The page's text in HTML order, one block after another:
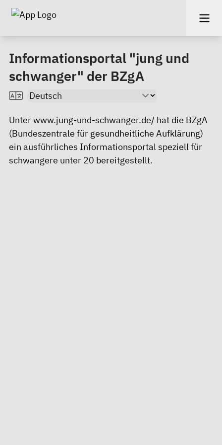
Informationsportal "jung und
schwanger" der BZgA
Unterwww.jung-und-schwanger.de/ hat die BZgA
(Bundeszentrale für gesundheitliche Aufklärung)
ein ausführliches Informationsportal speziell für
schwangere unter 20 bereitgestellt.